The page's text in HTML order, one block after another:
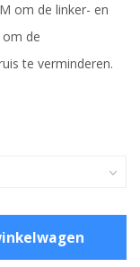
om de linker- en
de
te verminderen.